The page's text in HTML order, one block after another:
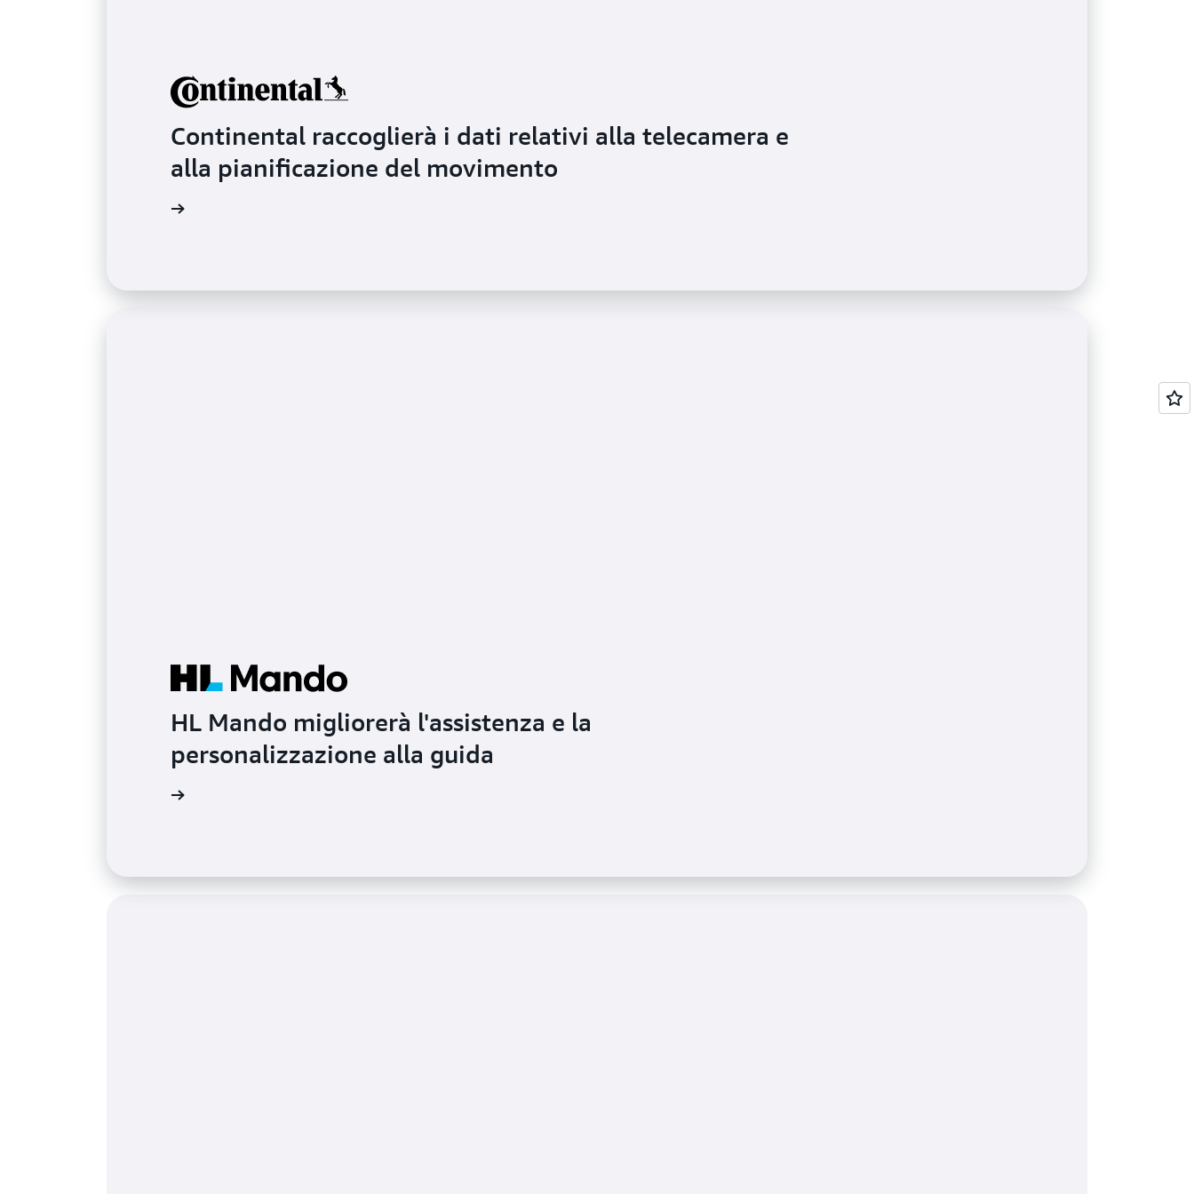
Continental raccoglierà i dati relativi alla telecamera e
alla pianificazione del movimento
HL Mando migliorerà l'assistenza e la
personalizzazione alla guida